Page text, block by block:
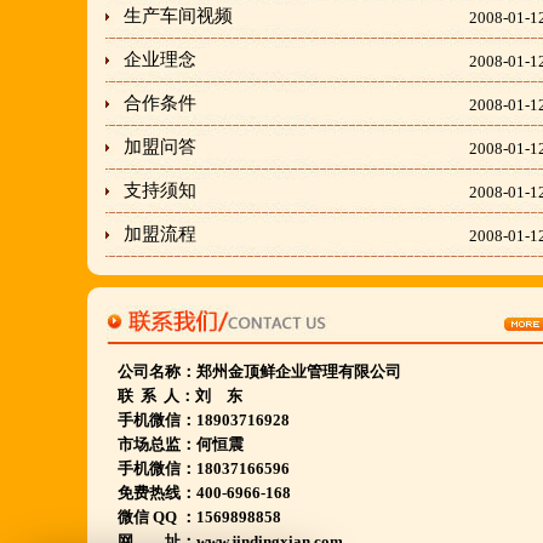
隶属于金顶鲜企业集团下属
胡羊排餐饮管理有限公司所持有.
金顶鲜宁夏特色系列胡羊排烧烤火锅复合餐厅
2018年持续火爆招商开店中.
有13年正规连锁加盟经验,
我们很专业,
期待您加入大家庭.
若您开店无必胜把握,
请致电我们:4006966168
陕西西安市 宁夏银川市 山东聊城市等店.....
生产车间视频 2008-01-
企业理念 2008-01-
合作条件 2008-01-
加盟问答 2008-01-
支持须知 2008-01-
加盟流程 2008-01-
公司名称： 郑州金顶鲜企业管理有限公司
联 系 人：刘 东
手机微信：18903716928
市场总监：何恒震
手机微信：18037166596
免费热线：400-6966-168
微信 QQ ：1569898858